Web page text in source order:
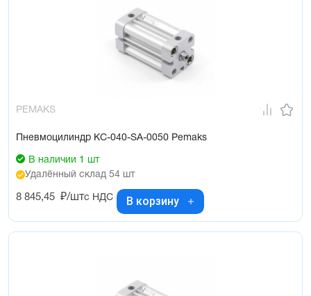
PEMAKS
Пневмоцилиндр KC-040-SA-0050 Pemaks
В наличии 1 шт
Удалённый склад 54 шт
8 845,45 ₽/штс НДС В корзину